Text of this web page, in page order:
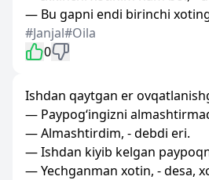
— Bu gapni endi birinchi
#Janjal#Oila
0
Ishdan qaytgan er
— Paypog‘ingizni
— Almashtirdim, - debdi eri.
— Ishdan kiyib kelgan
— Yechganman xotin, - desa,